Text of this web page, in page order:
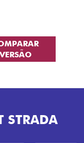
VERSÃO
STRADA